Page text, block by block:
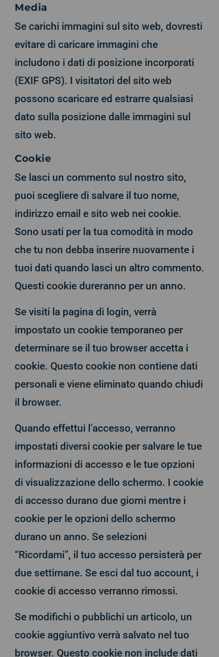
Media
Se carichi immagini sul sito web, dovresti
evitare di caricare immagini che
includono i dati di posizione incorporati
(EXIF GPS). I visitatori del sito web
possono scaricare ed estrarre qualsiasi
dato sulla posizione dalle immagini sul
sito web.
Cookie
Se lasci un commento sul nostro sito,
puoi scegliere di salvare il tuo nome,
indirizzo email e sito web nei cookie.
Sono usati per la tua comodità in modo
che tu non debba inserire nuovamente i
tuoi dati quando lasci un altro commento.
Questi cookie dureranno per un anno.
Se visiti la pagina di login, verrà
impostato un cookie temporaneo per
determinare se il tuo browser accetta i
cookie. Questo cookie non contiene dati
personali e viene eliminato quando chiudi
il browser.
Quando effettui l’accesso, verranno
impostati diversi cookie per salvare le tue
informazioni di accesso e le tue opzioni
di visualizzazione dello schermo. I cookie
di accesso durano due giorni mentre i
cookie per le opzioni dello schermo
durano un anno. Se selezioni
“Ricordami”, il tuo accesso persisterà per
due settimane. Se esci dal tuo account, i
cookie di accesso verranno rimossi.
Se modifichi o pubblichi un articolo, un
cookie aggiuntivo verrà salvato nel tuo
browser. Questo cookie non include dati